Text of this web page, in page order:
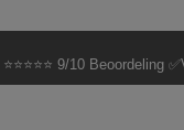
⭐⭐⭐⭐⭐ 9/10